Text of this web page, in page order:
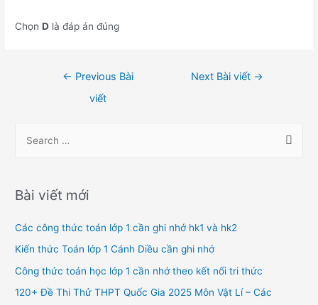
ChọnD là đáp án đúng
← Previous Bài
viết
Next Bài viết →
r
h
f
o
Bài viết mới
Các công thức toán lớp 1 cần ghi nhớ hk1 và hk2
Kiến thức Toán lớp 1 Cánh Diều cần ghi nhớ
Công thức toán học lớp 1 cần nhớ theo kết nối tri thức
120+ Đề Thi Thử THPT Quốc Gia 2025 Môn Vật Lí – Các